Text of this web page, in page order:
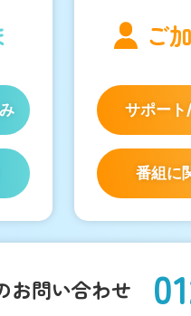
ご
サポー
番組に
お問い合わせ